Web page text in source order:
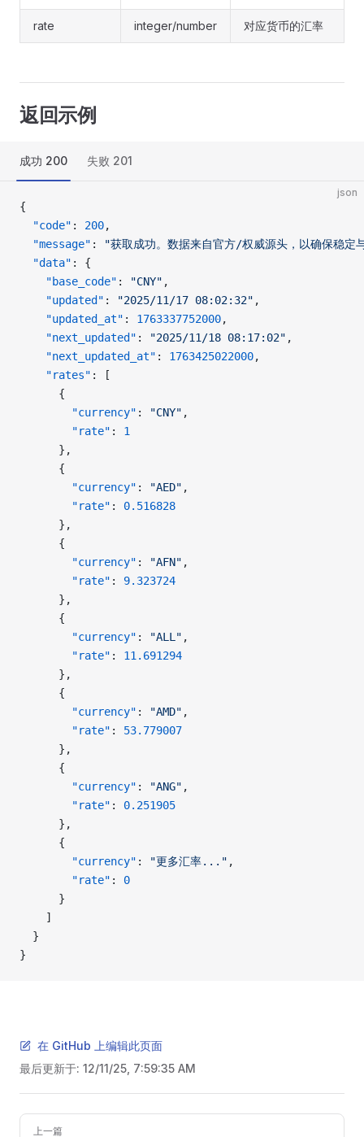
rate integer/number 对应货币的汇率
返回示例
成功 200 失败 201
json
{
  "code"
: 200,
  "message"
:
"获取成功。数据来自官方/权威源头，以确保稳定
  "data"
: {
    "base_code"
: "CNY" ,
    "updated"
: "2025/11/17 08:02:32" ,
    "updated_at"
: 1763337752000,
    "next_updated"
: "2025/11/18 08:17:02" ,
    "next_updated_at"
: 1763425022000,
    "rates"
: [
      {
        "currency"
: "CNY" ,
        "rate"
: 1
      },
      {
        "currency"
: "AED" ,
        "rate"
: 0.516828
      },
      {
        "currency"
: "AFN" ,
        "rate"
: 9.323724
      },
      {
        "currency"
: "ALL" ,
        "rate"
: 11.691294
      },
      {
        "currency"
: "AMD" ,
        "rate"
: 53.779007
      },
      {
        "currency"
: "ANG" ,
        "rate"
: 0.251905
      },
      {
        "currency"
: "更多汇率..." ,
        "rate"
: 0
      }
    ]
  }
}
在 GitHub 上编辑此页面
最后更新于: 12/11/25, 7:59:35 AM
Pager
上一篇